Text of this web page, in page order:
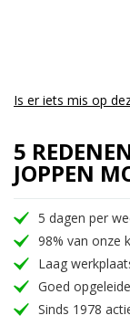
demo's
Is er iets mis op
5
JOPPEN
5 dagen per
98% van onze
Laag
Goed
Sinds 1978